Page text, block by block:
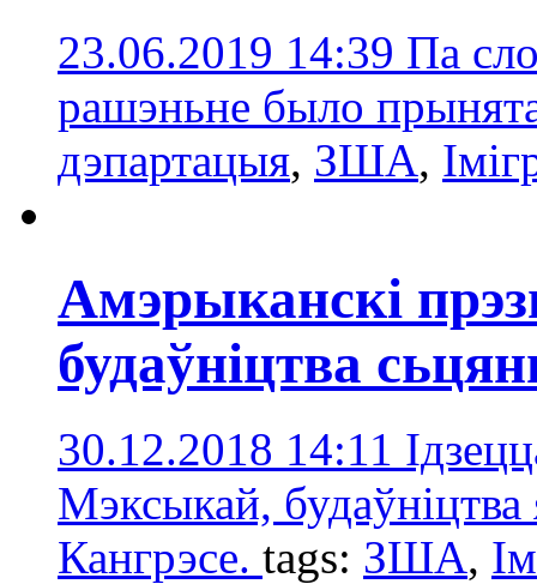
23.06.2019 14:39 Па
рашэньне было
дэпартацыя, ЗША,
Амэрыканскі
будаўніцтва
30.12.2018 14:11
Мэксыкай, будаўніцтва
Кангрэсе. tags: ЗША,